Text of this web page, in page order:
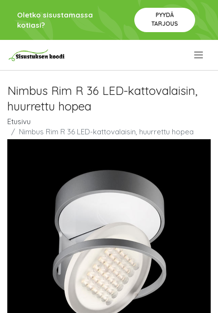
Oletko sisustamassa
kotiasi?
PYYDÄ
TARJOUS
Nimbus Rim R 36 LED-kattovalaisin,
huurrettu hopea
Etusivu
Nimbus Rim R 36 LED-kattovalaisin, huurrettu hopea